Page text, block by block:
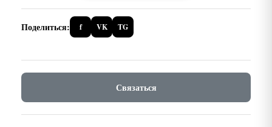
Поделиться: f VK TG
Связаться